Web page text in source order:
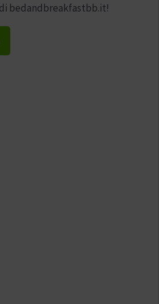
bedandbreakfastbb.it!